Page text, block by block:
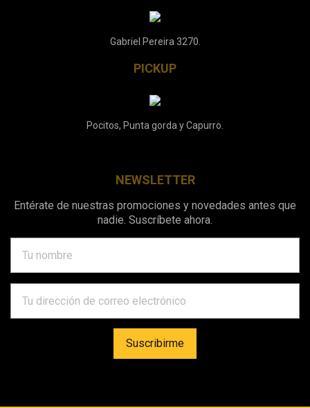
Gabriel Pereira 3270.
PICKUP
Pocitos, Punta gorda y Capurro.
NEWSLETTER
Entérate de nuestras promociones y novedades antes que
nadie. Suscríbete ahora.